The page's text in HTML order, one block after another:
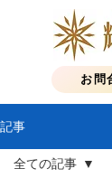
お問
記事
全ての記事